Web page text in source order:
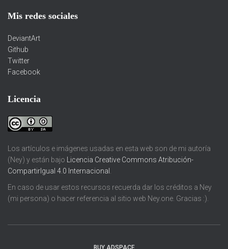
Mis redes sociales
DeviantArt
Github
Twitter
Facebook
Licencia
Los artículos e imágenes usadas en esta web son de mi autoría
(Ney) y están bajo Licencia Creative Commons Atribución-
CompartirIgual 4.0 Internacional .
En caso de usar estos recursos recuerda dar los créditos a Ney
(mi persona) o hacer referencia al sitio web Ney.one. Gracias :).